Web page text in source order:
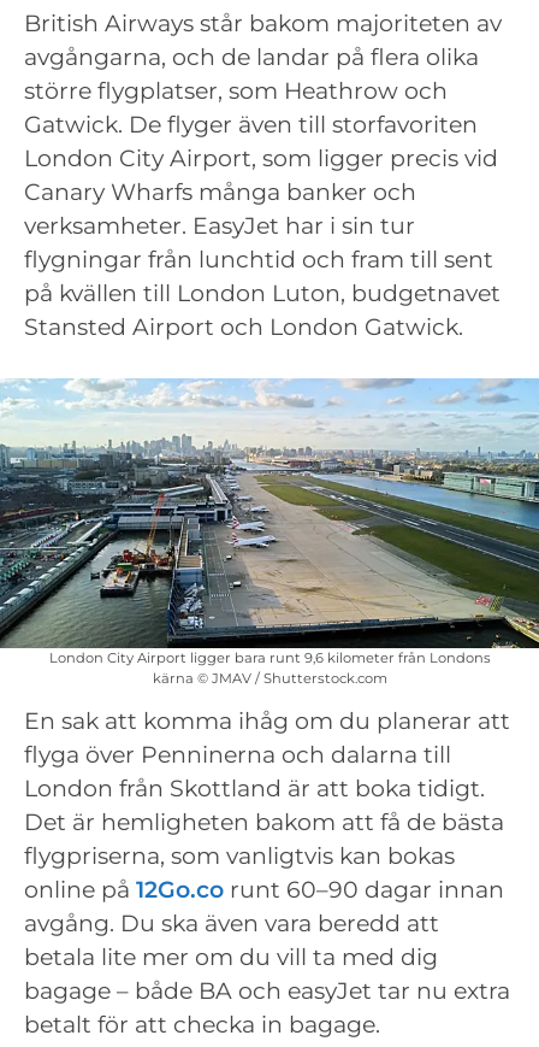
British Airways står bakom majoriteten av
avgångarna, och de landar på flera olika
större flygplatser, som Heathrow och
Gatwick. De flyger även till storfavoriten
London City Airport, som ligger precis vid
Canary Wharfs många banker och
verksamheter. EasyJet har i sin tur
flygningar från lunchtid och fram till sent
på kvällen till London Luton, budgetnavet
Stansted Airport och London Gatwick.
London City Airport ligger bara runt 9,6 kilometer från Londons
kärna © JMAV / Shutterstock.com
En sak att komma ihåg om du planerar att
flyga över Penninerna och dalarna till
London från Skottland är att boka tidigt.
Det är hemligheten bakom att få de bästa
flygpriserna, som vanligtvis kan bokas
online på 12Go.co runt 60–90 dagar innan
avgång. Du ska även vara beredd att
betala lite mer om du vill ta med dig
bagage – både BA och easyJet tar nu extra
betalt för att checka in bagage.